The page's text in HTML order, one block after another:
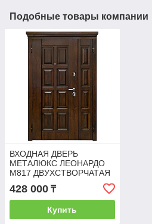
Подобные товары компании
ВХОДНАЯ ДВЕРЬ
МЕТАЛЮКС ЛЕОНАРДО
М817 ДВУХСТВОРЧАТАЯ
428 000 ₸
Купить